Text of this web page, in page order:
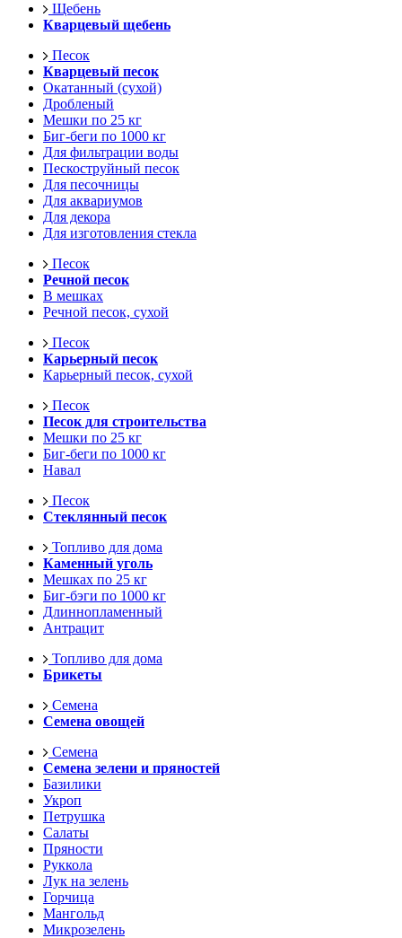
Щебень
Кварцевый щебень
Песок
Кварцевый песок
Окатанный (сухой)
Дробленый
Мешки по 25 кг
Биг-беги по 1000 кг
Для фильтрации воды
Пескоструйный песок
Для песочницы
Для аквариумов
Для декора
Для изготовления стекла
Песок
Речной песок
В мешках
Речной песок, сухой
Песок
Карьерный песок
Карьерный песок, сухой
Песок
Песок для строительства
Мешки по 25 кг
Биг-беги по 1000 кг
Навал
Песок
Стеклянный песок
Топливо для дома
Каменный уголь
Мешках по 25 кг
Биг-бэги по 1000 кг
Длиннопламенный
Антрацит
Топливо для дома
Брикеты
Семена
Семена овощей
Семена
Семена зелени и пряностей
Базилики
Укроп
Петрушка
Салаты
Пряности
Руккола
Лук на зелень
Горчица
Мангольд
Микрозелень